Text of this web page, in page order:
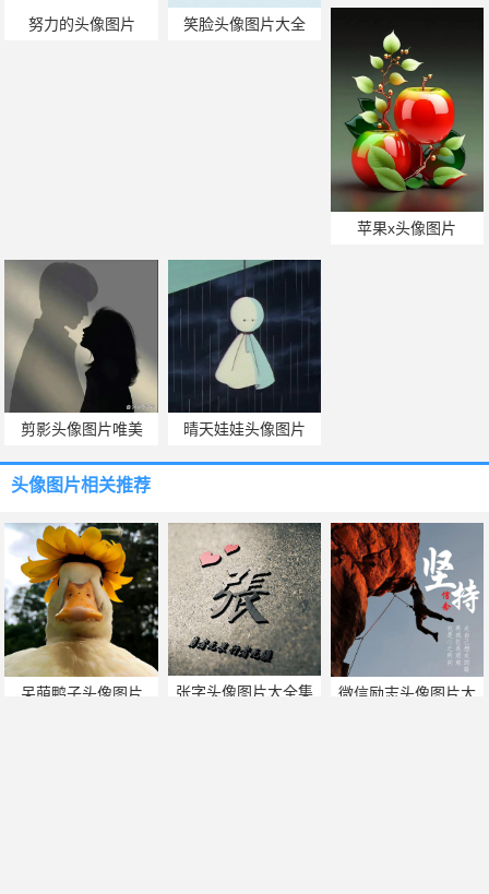
努力的头像图片 笑脸头像图片大全
苹果x头像图片
剪影头像图片唯美 晴天娃娃头像图片
头像图片相关推荐
呆萌鸭子头像图片 张字头像图片大全集
微信励志头像图片大